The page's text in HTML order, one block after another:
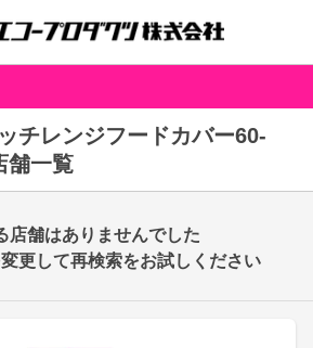
チレンジフードカバー60-
舗一覧
店舗はありませんでした
更して再検索をお試しください